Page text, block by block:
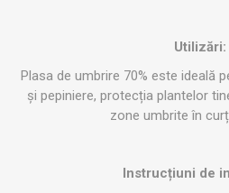
Utilizări:
Plasa de umbrire 70% este ideală
și pepiniere, protecția plantelor
zone umbrite în
Instrucțiuni de